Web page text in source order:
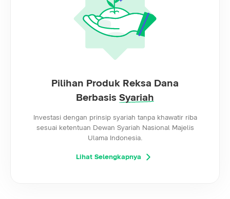
Pilihan Produk Reksa Dana
Berbasis Syariah
Investasi dengan prinsip syariah tanpa khawatir riba
sesuai ketentuan Dewan Syariah Nasional Majelis
Ulama Indonesia.
Lihat Selengkapnya